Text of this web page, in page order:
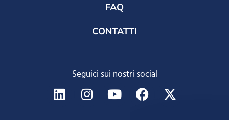
FAQ
CONTATTI
Seguici sui nostri social